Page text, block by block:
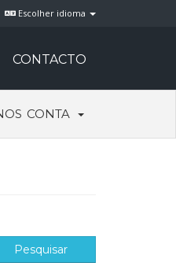
Escolher idioma
CONTACTO
CONTA